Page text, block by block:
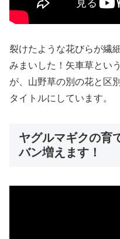
裂けたような花びらが繊
みまいした！矢車草とい
が、山野草の別の花と区
タイトルにしています。
ヤグルマギクの育
バン増えます！